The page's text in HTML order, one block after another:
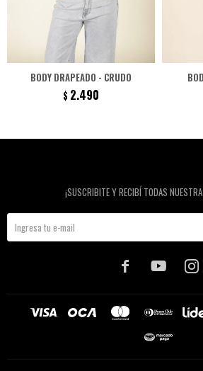
BODY DRAPEADO - CRUDO
$ 2.490
¡SUSCRIBITE Y RECIBÍ TODAS
  